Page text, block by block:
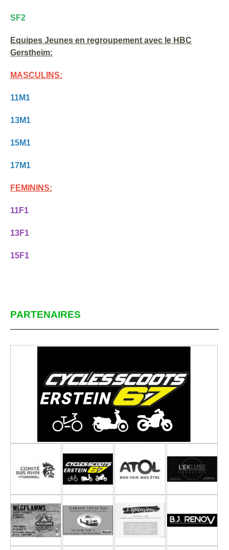
SF2
Equipes Jeunes en regroupement avec le HBC
Gerstheim:
MASCULINS:
11M1
13M1
15M1
17M1
FEMININS:
11F1
13F1
15F1
PARTENAIRES